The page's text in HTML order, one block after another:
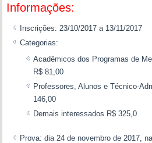
Informações:
Inscrições: 23/10/2017 a 13/11/2017
Categorias:
Acadêmicos dos Programas de
R$ 81,00
Professores, Alunos e Técnico-
146,00
Demais interessados R$ 325,0
Prova: dia 24 de novembro de 2017,